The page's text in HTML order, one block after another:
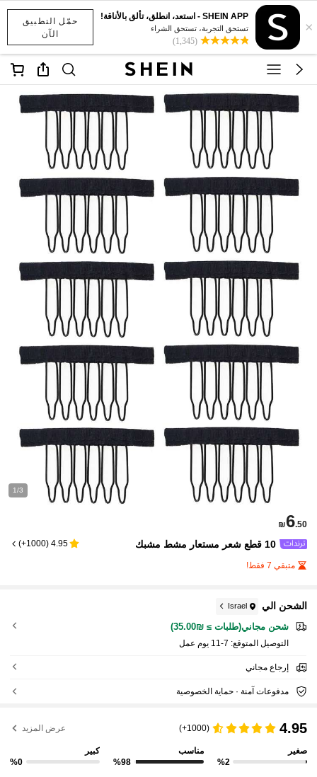
حمّل التطبيق
الآن
×
SHEIN APP - استعد، انطلق، تألق بالأناقة!
تستحق التجربة، تستحق الشراء
(1,345)
1/3
₪6.50
10 قطع شعر مستعار مشط مشبك 4.95
(
1000+
)
متبقي 7 فقط!
الشحن الي Israel
شحن مجاني(طلبات ≥ ₪35.00)
التوصيل المتوقع: 7-11 يوم عمل
إرجاع مجاني
مدفوعات آمنة · حماية الخصوصية
4.95
(1000+) عرض المزيد
صغير
%2
مناسب
%98
كبير
%0